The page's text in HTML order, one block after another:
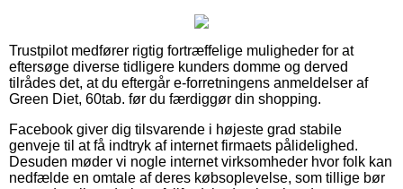
Trustpilot medfører rigtig fortræffelige muligheder for at
eftersøge diverse tidligere kunders domme og derved
tilrådes det, at du eftergår e-forretningens anmeldelser af
Green Diet, 60tab. før du færdiggør din shopping.
Facebook giver dig tilsvarende i højeste grad stabile
genveje til at få indtryk af internet firmaets pålidelighed.
Desuden møder vi nogle internet virksomheder hvor folk kan
nedfælde en omtale af deres købsoplevelse, som tillige bør